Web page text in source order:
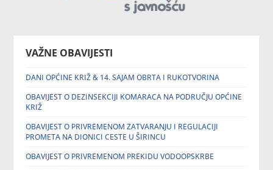
VAŽNE OBAVIJESTI
DANI OPĆINE KRIŽ & 14. SAJAM OBRTA I RUKOTVORINA
OBAVIJEST O DEZINSEKCIJI KOMARACA NA PODRUČJU OPĆINE
KRIŽ
OBAVIJEST O PRIVREMENOM ZATVARANJU I REGULACIJI
PROMETA NA DIONICI CESTE U ŠIRINCU
OBAVIJEST O PRIVREMENOM PREKIDU VODOOPSKRBE